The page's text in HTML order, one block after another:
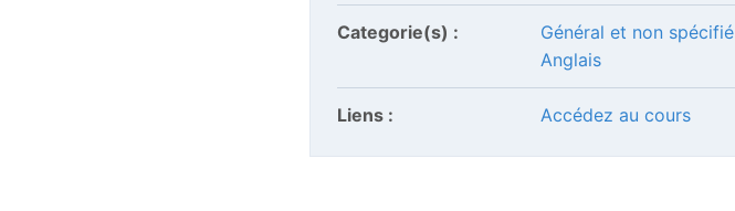
Categorie(s) :
Général et non spécifié
Anglais
Liens : Accédez au cours